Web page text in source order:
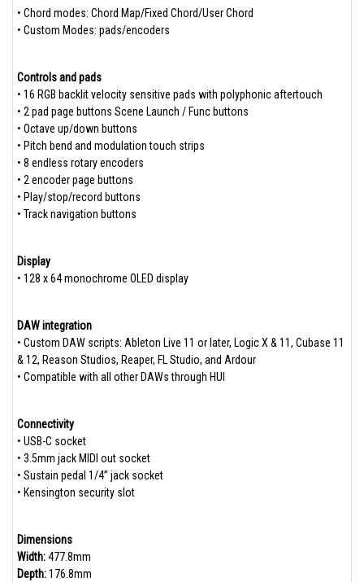
• Chord modes: Chord Map/Fixed Chord/User Chord
• Custom Modes: pads/encoders
Controls and pads
• 16 RGB backlit velocity sensitive pads with polyphonic aftertouch
• 2 pad page buttons Scene Launch / Func buttons
• Octave up/down buttons
• Pitch bend and modulation touch strips
• 8 endless rotary encoders
• 2 encoder page buttons
• Play/stop/record buttons
• Track navigation buttons
Display
• 128 x 64 monochrome OLED display
DAW integration
• Custom DAW scripts: Ableton Live 11 or later, Logic X & 11, Cubase 11
& 12, Reason Studios, Reaper, FL Studio, and Ardour
• Compatible with all other DAWs through HUI
Connectivity
• USB-C socket
• 3.5mm jack MIDI out socket
• Sustain pedal 1/4” jack socket
• Kensington security slot
Dimensions
Width:477.8mm
Depth:176.8mm